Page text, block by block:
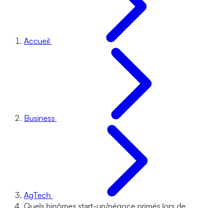
Accueil
Business
AgTech
Quels binômes start-up/négoce primés lors de